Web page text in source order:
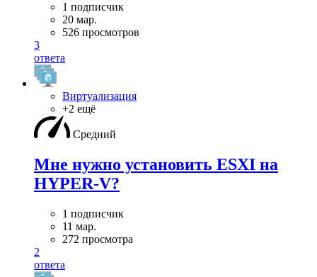
1 подписчик
20 мар.
526 просмотров
3
ответа
Виртуализация
+2 ещё
Средний
Мне нужно установить ESXI на
HYPER-V?
1 подписчик
11 мар.
272 просмотра
2
ответа